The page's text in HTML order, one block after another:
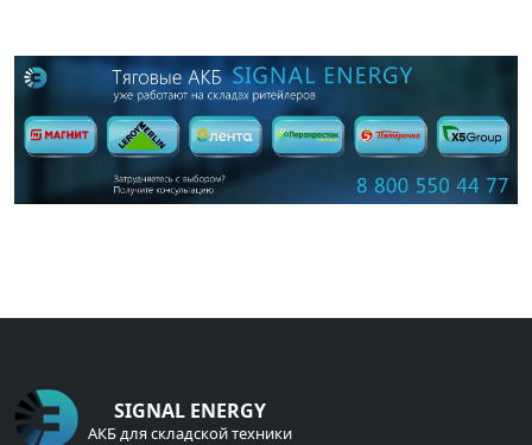
SIGNAL ENERGY
АКБ для складской техники